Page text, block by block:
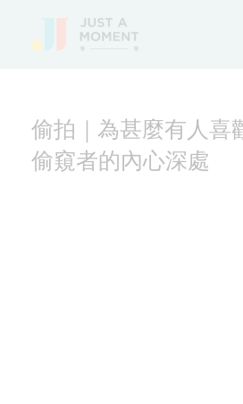
偷拍｜為甚麼有人喜
偷窺者的內心深處